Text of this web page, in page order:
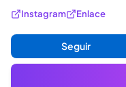
Instagram Enlace
Seguir